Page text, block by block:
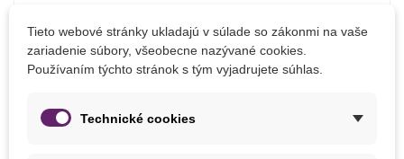
Pestovanie V interiéri
Odroda Nehybridné
Mrazuvzdornosť
Tieto webové stránky ukladajú v súlade so zákonmi na vaše
zariadenie súbory, všeobecne nazývané cookies.
Používaním týchto stránok s tým vyjadrujete súhlas.
Technické cookies